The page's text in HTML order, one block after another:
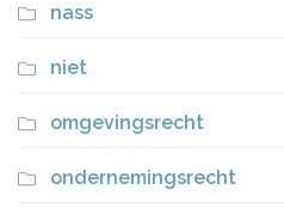
nass
niet
omgevingsrecht
ondernemingsrecht